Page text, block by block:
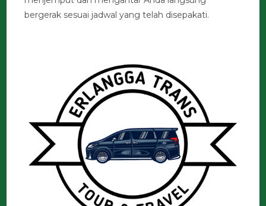
bergerak sesuai jadwal yang telah disepakati.